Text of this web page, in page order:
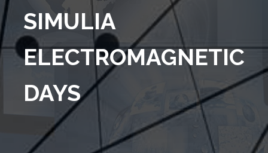
SIMULIA
ELECTROMAGNETIC
DAYS